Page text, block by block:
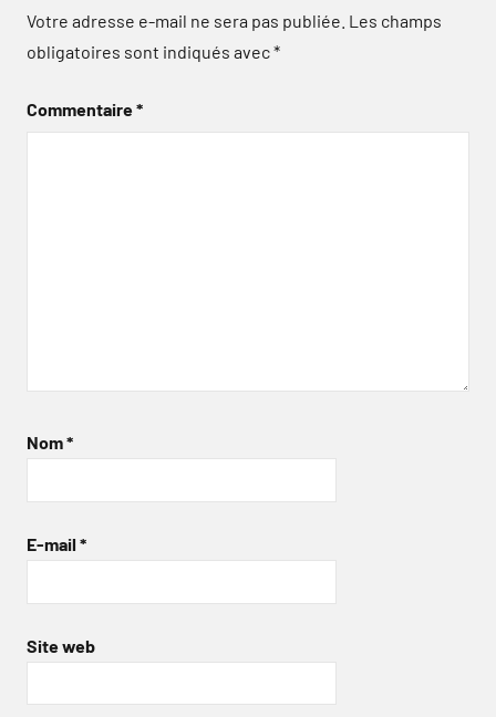
Votre adresse e-mail ne sera pas publiée. Les champs
obligatoires sont indiqués avec*
Commentaire*
Nom*
E-mail *
Site web